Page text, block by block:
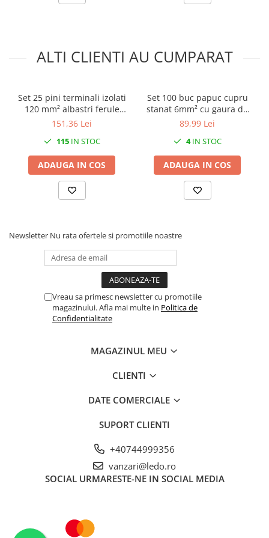
ALTI CLIENTI AU CUMPARAT
Set 25 pini terminali izolati
120 mm² albastri ferule
cupru 52mm
151,36 Lei
115IN STOC
ADAUGA IN COS
Set 100 buc papuc cupru
stanat 6mm² cu gaura de
8mm
89,99 Lei
4IN STOC
ADAUGA IN COS
Newsletter Nu rata ofertele si promotiile noastre
Vreau sa primesc newsletter cu promotiile
magazinului. Afla mai multe in Politica de
Confidentialitate
MAGAZINUL MEU
CLIENTI
DATE COMERCIALE
SUPORT CLIENTI
+40744999356
vanzari@ledo.ro
SOCIAL URMARESTE-NE IN SOCIAL MEDIA